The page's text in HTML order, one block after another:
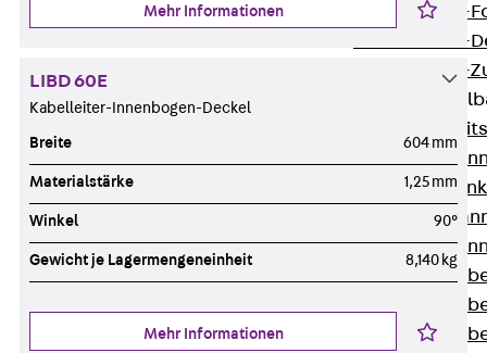
Kabelleitern-
Kabelleitern-
Kabelleitern-
WPL
WL
WPR
WLR
Mehr Informationen
LIBD 60E
Kabelleiter-Innenbogen-Deckel
Breite 604 mm
Materialstärke 1,25 mm
Winkel 90°
Gewicht je Lagermengeneinheit 8,140 kg
Mehr Informationen